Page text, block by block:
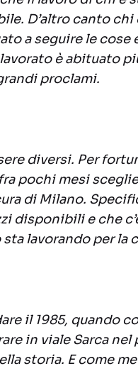
D’altro canto chi
a seguire le cose
è abituato
proclami.
diversi. Per
pochi mesi
di Milano.
disponibili e che
lavorando per la
il 1985, quando
in viale Sarca nel
storia. E come